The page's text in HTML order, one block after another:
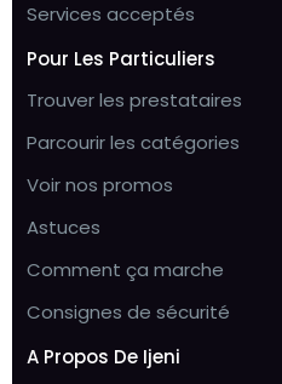
Services acceptés
Pour Les Particuliers
Trouver les prestataires
Parcourir les catégories
Voir nos promos
Astuces
Comment ça marche
Consignes de sécurité
A Propos De Ijeni